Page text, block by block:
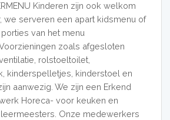
Kinderen zijn ook welkom
we serveren een apart kidsmenu of
van het menu
zoals afgesloten
rolstoeltoilet,
kinderspelletjes, kinderstoel en
aanwezig. We zijn een Erkend
Horeca- voor keuken en
Onze medewerkers